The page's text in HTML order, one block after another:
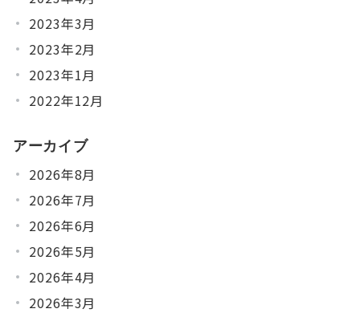
2023年3月
2023年2月
2023年1月
2022年12月
アーカイブ
2026年8月
2026年7月
2026年6月
2026年5月
2026年4月
2026年3月